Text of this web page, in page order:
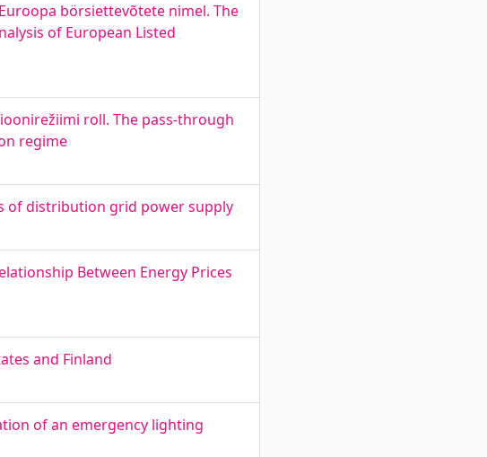
börsiettevõtete nimel. The
of European Listed
roll. The pass-through
regime
of distribution grid power supply
Between Energy Prices
and Finland
of an emergency lighting